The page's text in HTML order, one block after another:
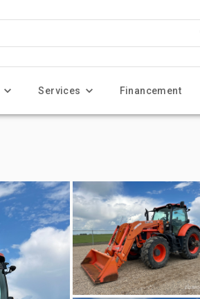
Services Financement